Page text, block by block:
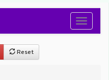
Toggle
Reset